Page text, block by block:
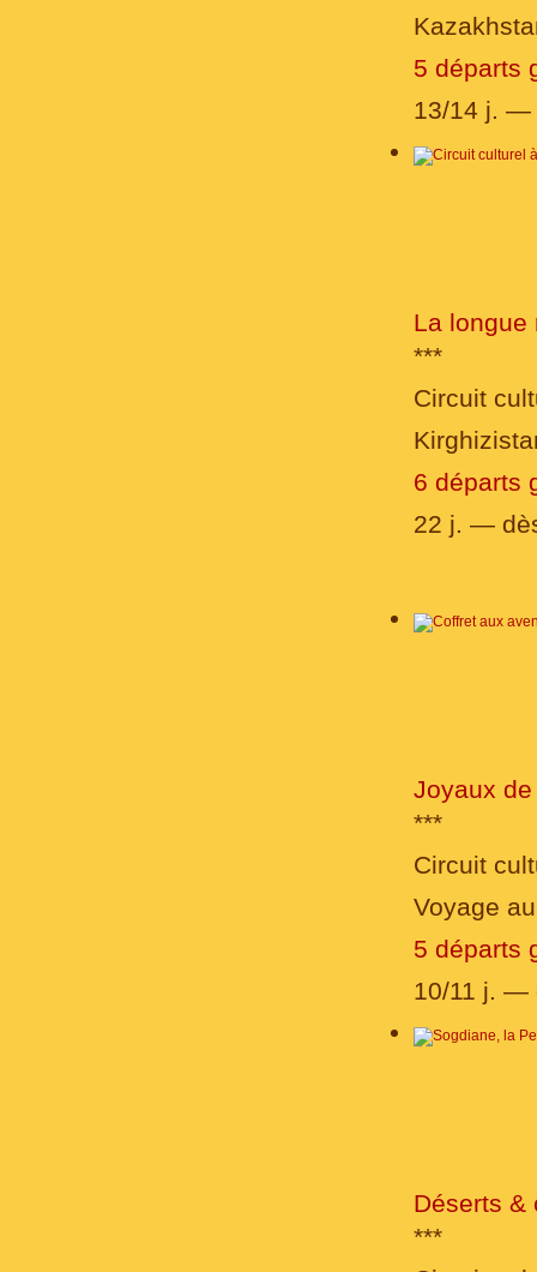
5 départs
13/14 j.
La longue
***
Circuit
6 départs
22 j. —
Joyaux
***
Circuit
Voyage
5 départs
10/11 j.
Déserts &
***